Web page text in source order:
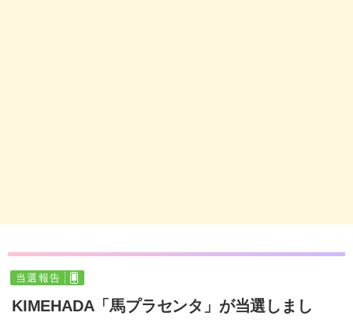
当選報告
KIMEHADA「馬プラセンタ」が当選しまし